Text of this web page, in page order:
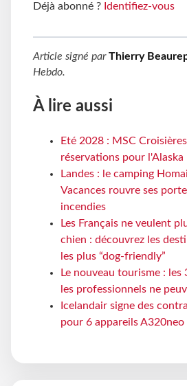
Déjà abonné ? Identifiez-vous
Article signé parThierry
Hebdo.
À lire aussi
Eté 2028 : MSC
réservations pour l'Alaska
Landes : le camping
Vacances rouvre ses
incendies
Les Français ne veulent
chien : découvrez les
les plus “dog-friendly”
Le nouveau tourisme :
les professionnels ne
Icelandair signe des
pour 6 appareils A320neo